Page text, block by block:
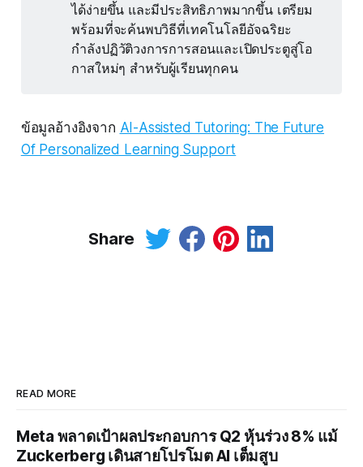
ได้ง่ายขึ้น และมีประสิทธิภาพมากขึ้น เตรียม
พร้อมที่จะค้นพบวิธีที่เทคโนโลยีอัจฉริยะ
กำลังปฏิวัติวงการการสอนและเปิดประตูสู่โอ
กาสใหม่ๆ สำหรับผู้เรียนทุกคน
ข้อมูลอ้างอิงจาก AI-Assisted Tutoring: The Future
Of Personalized Learning Support
Share
READ MORE
Meta พลาดเป้าผลประกอบการ Q2 หุ้นร่วง 8% แม้
Zuckerberg เดินสายโปรโมต AI เต็มสูบ